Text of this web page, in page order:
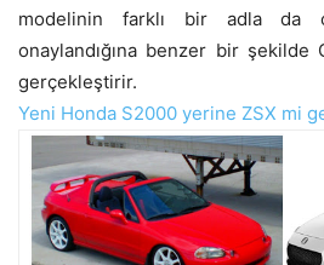
modelinin farklı bir adla da
onaylandığına benzer bir şekilde
gerçekleştirir.
Yeni Honda S2000 yerine ZSX mi